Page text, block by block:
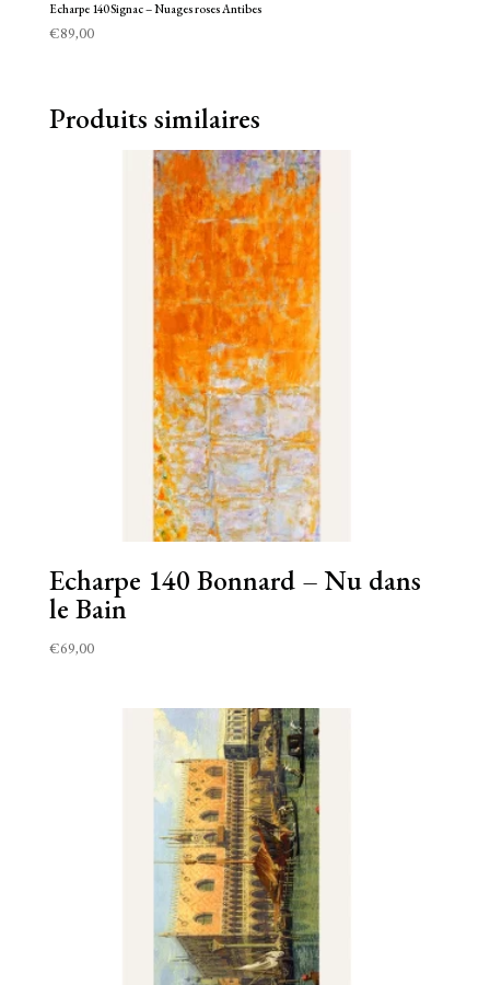
Echarpe 140 Signac – Nuages roses Antibes
€89,00
Produits similaires
Echarpe 140 Bonnard – Nu dans
le Bain
€69,00